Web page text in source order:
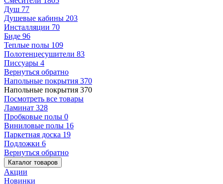
Душ 77
Душевые кабины 203
Инсталляции 70
Биде 96
Теплые полы 109
Полотенцесушители 83
Писсуары 4
Вернуться обратно
Напольные покрытия 370
Напольные покрытия 370
Посмотреть все товары
Ламинат 328
Пробковые полы 0
Виниловые полы 16
Паркетная доска 19
Подложки 6
Вернуться обратно
Каталог товаров
Акции
Новинки